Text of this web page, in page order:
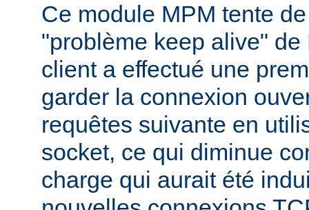
Ce module MPM tente
"problème keep alive" de
client a effectué une
garder la connexion
requêtes suivante en
socket, ce qui diminue
charge qui aurait été